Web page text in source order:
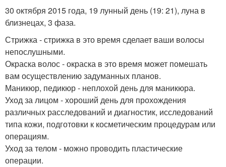
30 октября 2015 года, 19 лунный день (19: 21), луна в
близнецах, 3 фаза.
Стрижка - стрижка в это время сделает ваши волосы
непослушными.
Окраска волос - окраска в это время может помешать
вам осуществлению задуманных планов.
Маникюр, педикюр - неплохой день для маникюра.
Уход за лицом - хороший день для прохождения
различных расследований и диагностик, исследований
типа кожи, подготовки к косметическим процедурам или
операциям.
Уход за телом - можно проводить пластические
операции.